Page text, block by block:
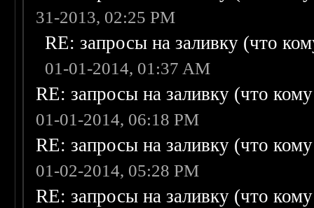
31-2013, 02:25 PM
RE: запросы на заливку (что
01-01-2014, 01:37 AM
RE: запросы на заливку (что
01-01-2014, 06:18 PM
RE: запросы на заливку (что
01-02-2014, 05:28 PM
RE: запросы на заливку (что